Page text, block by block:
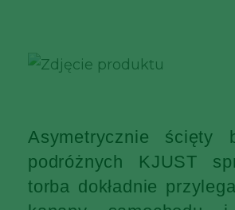
Asymetrycznie ścięty
podróżnych KJUST
torba dokładnie